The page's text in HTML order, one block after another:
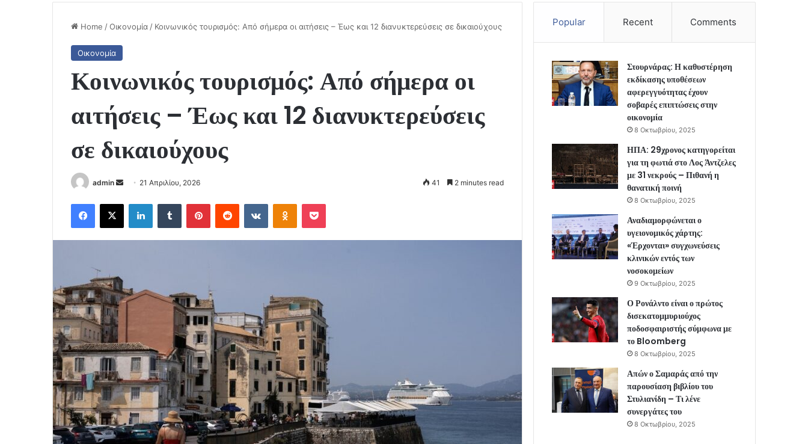
Home /Οικονομία / Κοινωνικός τουρισμός: Από σήμερα οι αιτήσεις – Έως και 12 διανυκτερεύσεις σε δικαιούχους
Οικονομία
Κοινωνικός τουρισμός: Από σήμερα οι
αιτήσεις – Έως και 12 διανυκτερεύσεις
σε δικαιούχους
admin
Send
email
21 Απριλίου, 2026 41 2 minutes read
Facebook
X LinkedInTumblr PinterestReddit VKontakteOdnoklassniki
Pocket
Popular Recent Comments
Στουρνάρας: Η καθυστέρηση
εκδίκασης υποθέσεων
αφερεγγυότητας έχουν
σοβαρές επιπτώσεις στην
οικονομία
8 Οκτωβρίου, 2025
ΗΠΑ: 29χρονος κατηγορείται
για τη φωτιά στο Λος Άντζελες
με 31 νεκρούς – Πιθανή η
θανατική ποινή
8 Οκτωβρίου, 2025
Αναδιαμορφώνεται ο
υγειονομικός χάρτης:
«Έρχονται» συγχωνεύσεις
κλινικών εντός των
νοσοκομείων
9 Οκτωβρίου, 2025
Ο Ρονάλντο είναι ο πρώτος
δισεκατομμυριούχος
ποδοσφαιριστής σύμφωνα με
το Bloomberg
8 Οκτωβρίου, 2025
Απών ο Σαμαράς από την
παρουσίαση βιβλίου του
Στυλιανίδη – Τι λένε
συνεργάτες του
8 Οκτωβρίου, 2025